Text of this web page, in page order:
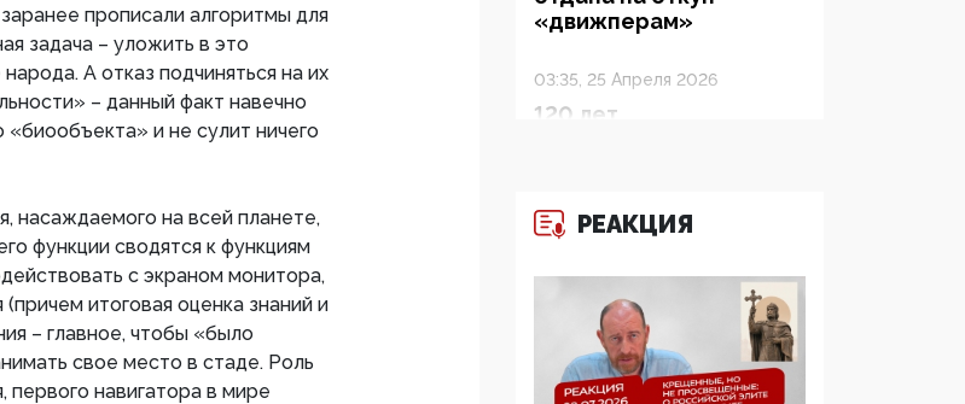
прописали алгоритмы для
задача – уложить в это
А отказ подчиняться на их
– данный факт навечно
и не сулит ничего
насаждаемого на всей планете,
функции сводятся к функциям
с экраном монитора,
итоговая оценка знаний и
– главное, чтобы «было
свое место в стаде. Роль
первого навигатора в мире
«движперам»
03:35, 25 Апреля 2026
120 лет
превратился в «чего
изволите» для
06:29, 15 Апреля 2026
Социальный фонд
России – пионер
РЕАКЦИЯ